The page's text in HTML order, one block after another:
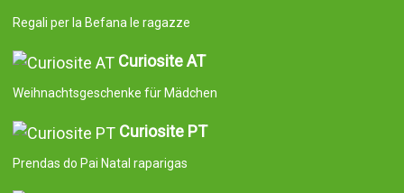
Regali per la Befana le ragazze
Curiosite AT
Weihnachtsgeschenke für Mädchen
Curiosite PT
Prendas do Pai Natal raparigas